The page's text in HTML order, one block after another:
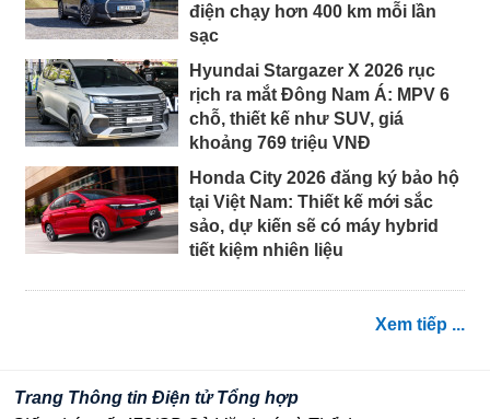
điện chạy hơn 400 km mỗi lần
sạc
Hyundai Stargazer X 2026 rục
rịch ra mắt Đông Nam Á: MPV 6
chỗ, thiết kế như SUV, giá
khoảng 769 triệu VNĐ
Honda City 2026 đăng ký bảo hộ
tại Việt Nam: Thiết kế mới sắc
sảo, dự kiến sẽ có máy hybrid
tiết kiệm nhiên liệu
Xem tiếp ...
Trang Thông tin Điện tử Tổng hợp